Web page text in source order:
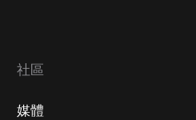
社區
媒體